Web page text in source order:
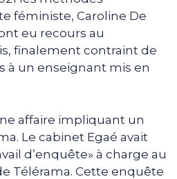
féministe, Caroline De
eu recours au
finalement contraint de
à un enseignant mis en
affaire impliquant un
Le cabinet Egaé avait
d’enquête» à charge au
Télérama. Cette enquête